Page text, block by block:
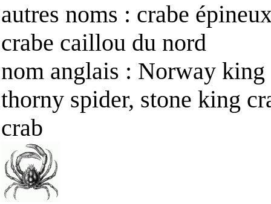
autres noms : crabe
crabe caillou du nord
nom anglais : Norway king
thorny spider, stone king
crab